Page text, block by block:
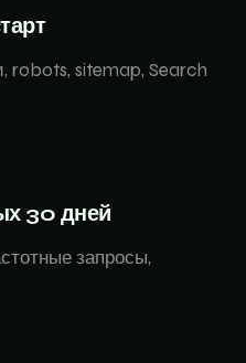
robots, sitemap, Search
30 дней
запросы,